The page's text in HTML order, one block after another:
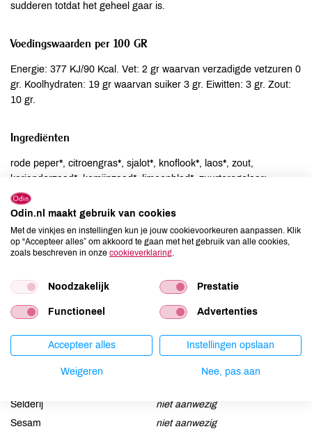
sudderen totdat het geheel gaar is.
Voedingswaarden per 100 GR
Energie: 377 KJ/90 Kcal. Vet: 2 gr waarvan verzadigde vetzuren 0
gr. Koolhydraten: 19 gr waarvan suiker 3 gr. Eiwitten: 3 gr. Zout:
10 gr.
Ingrediënten
rode peper*, citroengras*, sjalot*, knoflook*, laos*, zout,
korianderzaad*, komijnzaad*, limoenblad*, zuurteregelaar:
citroenzuur.
Allergenen
Aardnoten
niet aanwezig
Gluten
niet aanwezig
Lactose
niet aanwezig
Lupine
niet aanwezig
Mosterd
niet aanwezig
niet aanwezig
Selderij
niet aanwezig
Sesam
niet aanwezig
Odin.nl maakt gebruik van cookies
Met de vinkjes en instellingen kun je jouw cookievoorkeuren aanpassen. Klik
op “Accepteer alles” om akkoord te gaan met het gebruik van alle cookies,
zoals beschreven in onze cookieverklaring
Noodzakelijk Prestatie
Functioneel Advertenties
Accepteer alles Instellingen opslaan
Weigeren Nee, pas aan